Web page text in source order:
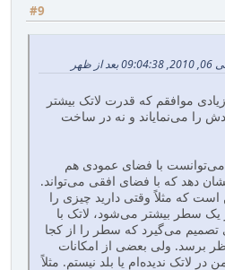
#9
موافقم که قدرت لاتک بیشتر
را می‌نمایاند و نه در ساخت
با فضای عمودی هم
دهد که با فضای افقی می‌تواند.
که مثلاً وقتی دارید چیزی را
سطر بیشتر می‌شود، لاتک با
تصمیم می‌گیرد که سطر را از کجا
برسد. ولی بعضی از امکانات
لاتک ندیده‌ام یا بلد نیستم. مثلاً